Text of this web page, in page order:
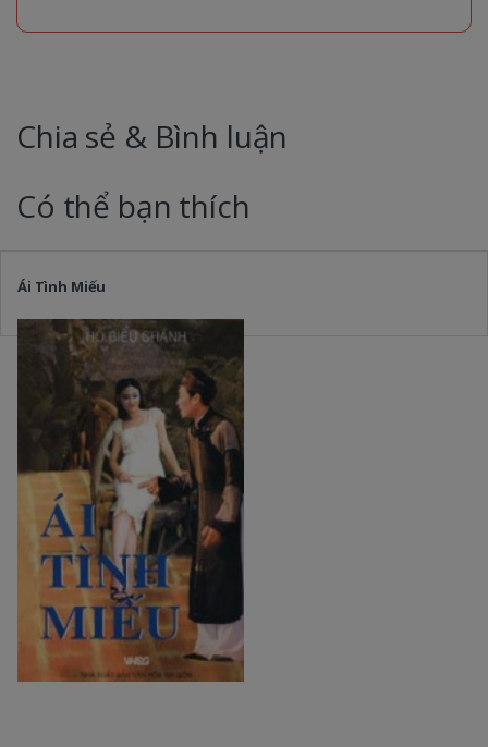
Chia sẻ & Bình luận
Có thể bạn thích
Ái Tình Miếu